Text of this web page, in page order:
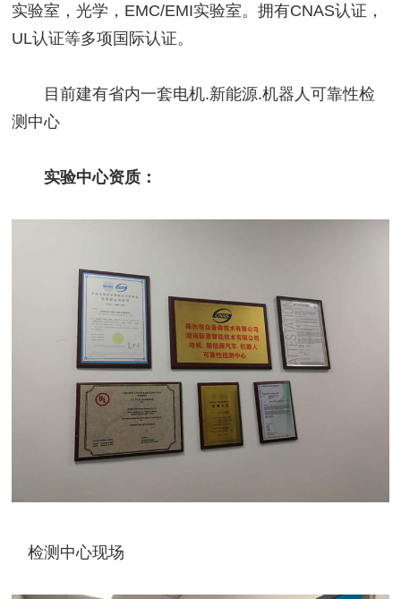
实验室，光学，EMC/EMI实验室。拥有CNAS认证，
UL认证等多项国际认证。
目前建有省内一套电机.新能源.机器人可靠性检
测中心
实验中心资质：
检测中心现场